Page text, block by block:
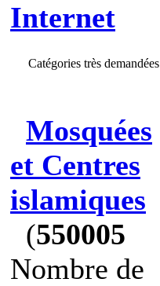
Internet
Catégories très demandées
Mosquées
et Centres
islamiques
(550005
Nombre de